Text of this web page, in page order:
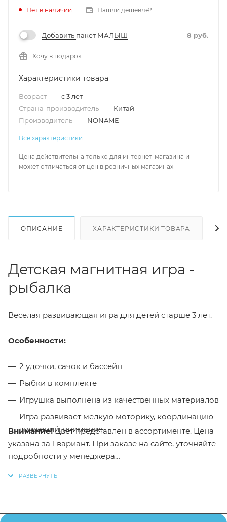
Нет в наличии Нашли дешевле?
Добавить пакет МАЛЫШ 8 руб.
Хочу в подарок
Характеристики товара
Возраст — с 3 лет
Страна-производитель — Китай
Производитель — NONAME
Все характеристики
Цена действительна только для интернет-магазина и
может отличаться от цен в розничных магазинах
ОПИСАНИЕ ХАРАКТЕРИСТИКИ ТОВАРА
Детская магнитная игра -
рыбалка
Веселая развивающая игра для детей старше 3 лет.
Особенности:
2 удочки, сачок и бассейн
Рыбки в комплекте
Игрушка выполнена из качественных материалов
Игра развивает мелкую моторику, координацию
движений, внимание
Внимание!Цвет представлен в ассортименте. Цена
указана за 1 вариант. При заказе на сайте, уточняйте
подробности у менеджера